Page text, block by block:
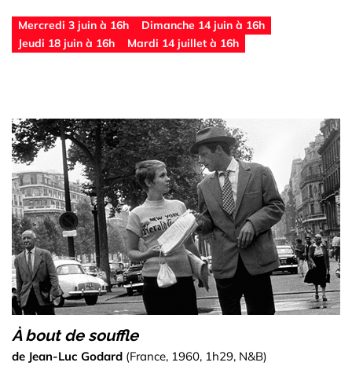
Mercredi 3 juin à 16h
Dimanche 14 juin à 16h
Jeudi 18 juin à 16h
Mardi 14 juillet à 16h
À bout de souffle
de Jean-Luc Godard (France, 1960, 1h29, N&B)